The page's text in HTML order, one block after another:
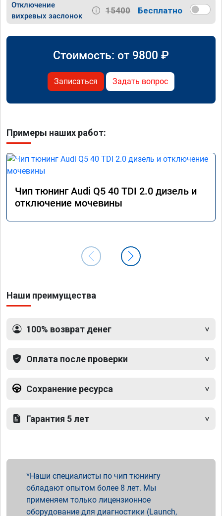
Отключение
вихревых заслонок
15400 Бесплатно
Стоимость: от 9800 ₽
Записаться Задать вопрос
Примеры наших работ:
Чип тюнинг Audi Q5 40 TDI 2.0 дизель и
отключение мочевины
Наши преимущества
100% возврат денег
Оплата после проверки
Сохранение ресурса
Гарантия 5 лет
Наши специалисты по чип тюнингу
обладают опытом более 8 лет. Мы
применяем только лицензионное
оборудование для диагностики (Launch,